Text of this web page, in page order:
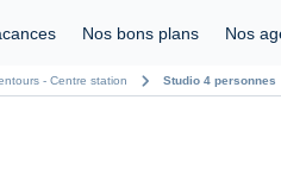
Nos bons plans Nos
- Centre station chevron_right Studio 4 personnes